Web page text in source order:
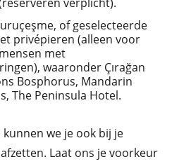
of geselecteerde
privépieren (alleen voor
met
waaronder Çırağan
Bosphorus, Mandarin
The Peninsula Hotel.
we je ook bij je
Laat ons je voorkeur